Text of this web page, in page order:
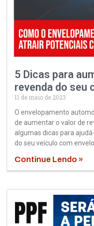
5 Dicas para
revenda do seu
11 de maio de 2023
O envelopamento
de aumentar o valor de
algumas dicas para
do seu veículo com
Continue Lendo »